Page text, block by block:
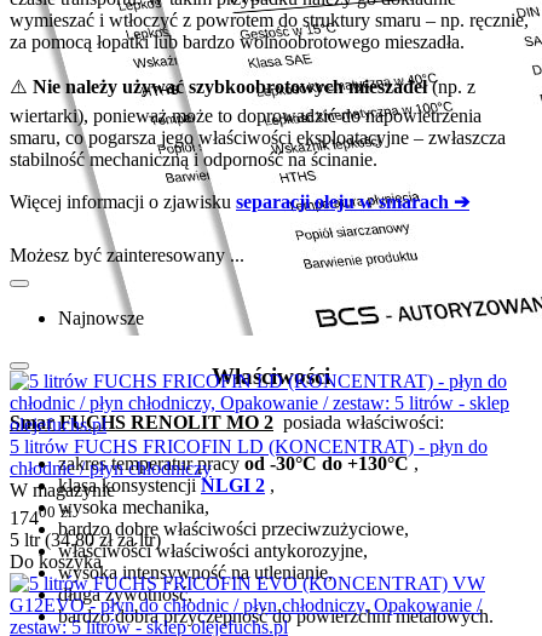
Właściwości
Smar FUCHS RENOLIT MO 2 posiada właściwości:
zakres temperatur pracy od -30°C do +130°C ,
klasa konsystencji NLGI 2 ,
wysoka mechanika,
bardzo dobre właściwości przeciwzużyciowe,
właściwości właściwości antykorozyjne,
wysoka intensywność na utlenianie,
długa żywotność,
bardzo dobra przyczepność do powierzchni metalowych.
wymieszać i wtłoczyć z powrotem do struktury smaru – np. ręcznie,
za pomocą łopatki lub bardzo wolnoobrotowego mieszadła.
⚠️ Nie należy używać szybkoobrotowych mieszadeł(np. z
wiertarki), ponieważ może to doprowadzić do napowietrzenia
smaru, co pogarsza jego właściwości eksploatacyjne – zwłaszcza
stabilność mechaniczną i odporność na ścinanie.
Więcej informacji o zjawisku separacji oleju w smarach ➔
Możesz być zainteresowany ...
Najnowsze
5 litrów FUCHS FRICOFIN LD (KONCENTRAT) - płyn do
chłodnic / płyn chłodniczy
W magazynie
17400 zł
5 ltr (34.80złza ltr)
Do koszyka